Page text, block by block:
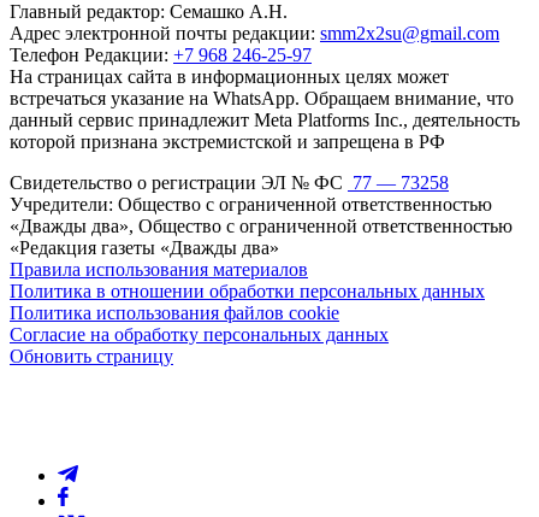
Главный редактор: Семашко А.Н.
Адрес электронной почты редакции: smm2x2su@gmail.com
Телефон Редакции: +7 968 246-25-97
На страницах сайта в информационных целях может
встречаться указание на WhatsApp. Обращаем внимание, что
данный сервис принадлежит Meta Platforms Inc., деятельность
которой признана экстремистской и запрещена в РФ
Свидетельство о регистрации ЭЛ № ФС 77 — 73258
Учредители: Общество с ограниченной ответственностью
«Дважды два», Общество с ограниченной ответственностью
«Редакция газеты «Дважды два»
Правила использования материалов
Политика в отношении обработки персональных данных
Политика использования файлов cookie
Согласие на обработку персональных данных
Обновить страницу